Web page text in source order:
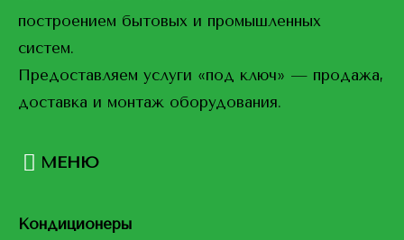
построением бытовых и промышленных
систем.
Предоставляем услуги «под ключ» — продажа,
доставка и монтаж оборудования.
МЕНЮ
Кондиционеры